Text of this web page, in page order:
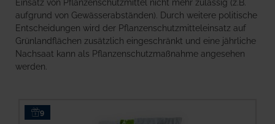
Einsatz von Pflanzenschutzmittel nicht mehr zulässig (z.B.
aufgrund von Gewässerabständen). Durch weitere politische
Entscheidungen wird der Pflanzenschutzmitteleinsatz auf
Grünlandflächen zusätzlich eingeschränkt und eine jährliche
Nachsaat kann als Pflanzenschutzmaßnahme angesehen
werden.
9